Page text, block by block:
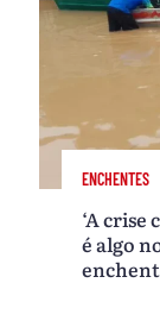
ENCHENTES
‘A
é algo